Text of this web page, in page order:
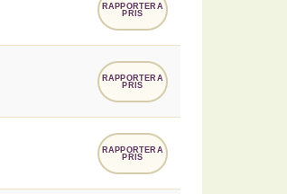
RAPPORTERA
PRIS
RAPPORTERA
PRIS
RAPPORTERA
PRIS